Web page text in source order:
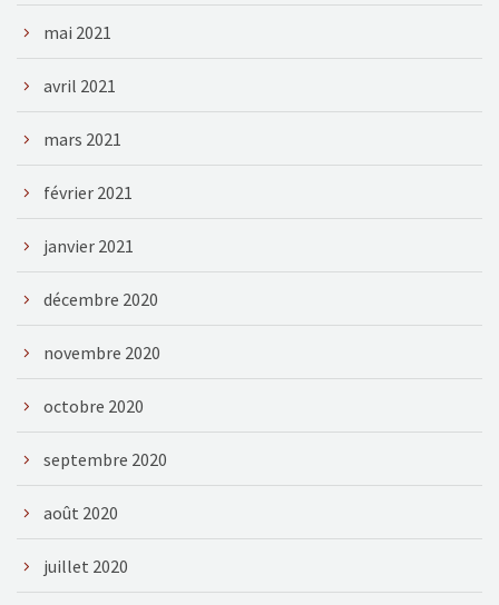
mai 2021
avril 2021
mars 2021
février 2021
janvier 2021
décembre 2020
novembre 2020
octobre 2020
septembre 2020
août 2020
juillet 2020